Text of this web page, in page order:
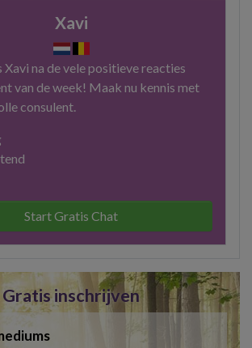
Xavi
Xavi na de vele positieve reacties
van de week! Maak nu kennis met
consulent.
Start Gratis Chat
Gratis inschrijven